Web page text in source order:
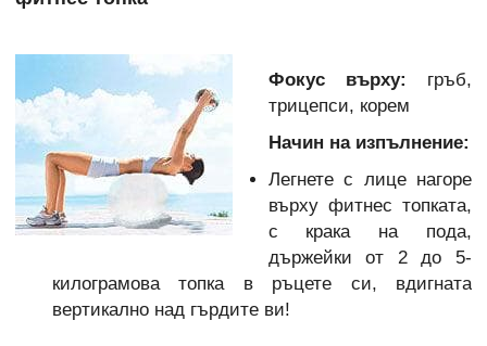
Фокус върху: гръб,
трицепси, корем
Начин на изпълнение:
Легнете с лице нагоре
върху фитнес топката,
с крака на пода,
държейки от 2 до 5-
килограмова топка в ръцете си, вдигната
вертикално над гърдите ви!